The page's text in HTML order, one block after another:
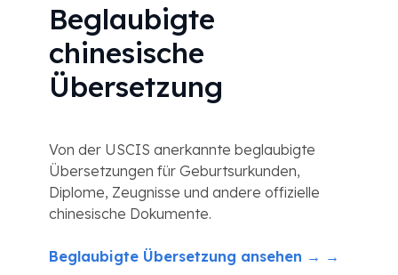
Beglaubigte
chinesische
Übersetzung
Von der USCIS anerkannte beglaubigte
Übersetzungen für Geburtsurkunden,
Diplome, Zeugnisse und andere offizielle
chinesische Dokumente.
Beglaubigte Übersetzung ansehen → →